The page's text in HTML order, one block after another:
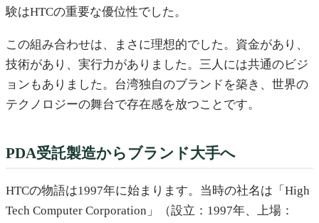
験はHTCの重要な優位性でした。
この組み合わせは、まさに理想的でした。資金があり、
技術があり、実行力がありました。三人には共通のビジ
ョンもありました。台湾独自のブランドを築き、世界の
テクノロジーの舞台で存在感を放つことです。
PDA受託製造からブランド大手へ
HTCの物語は1997年に始まります。当時の社名は「High
Tech Computer Corporation」（設立：1997年、上場：